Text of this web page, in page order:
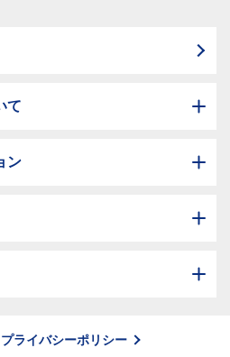
て
ン
プライバシーポリシー